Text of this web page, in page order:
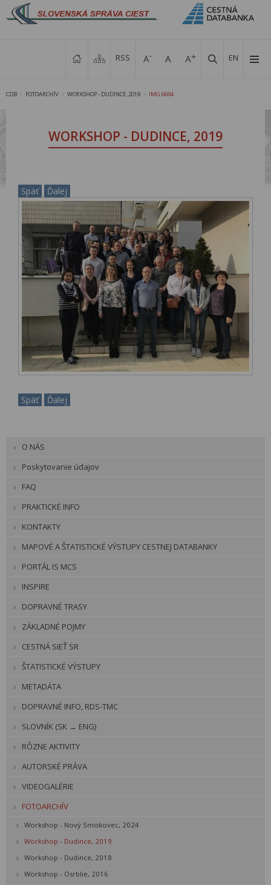
EN
RSS
CDB FOTOARCHÍV WORKSHOP - DUDINCE, 2019 IMG 6694
WORKSHOP - DUDINCE, 2019
Späť Ďalej
Späť Ďalej
O NÁS
Poskytovanie údajov
FAQ
PRAKTICKÉ INFO
KONTAKTY
MAPOVÉ A ŠTATISTICKÉ VÝSTUPY CESTNEJ DATABANKY
PORTÁL IS MCS
INSPIRE
DOPRAVNÉ TRASY
ZÁKLADNÉ POJMY
CESTNÁ SIEŤ SR
ŠTATISTICKÉ VÝSTUPY
METADÁTA
DOPRAVNÉ INFO, RDS-TMC
SLOVNÍK (SK → ENG)
RÔZNE AKTIVITY
AUTORSKÉ PRÁVA
VIDEOGALÉRIE
FOTOARCHÍV
Workshop - Nový Smokovec, 2024
Workshop - Dudince, 2019
Workshop - Dudince, 2018
Workshop - Osrblie, 2016